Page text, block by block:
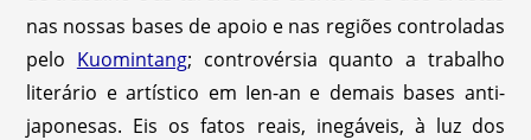
nas nossas bases de apoio e nas regiões controladas
pelo Kuomintang; controvérsia quanto a trabalho
literário e artístico em Ien-an e demais bases anti-
japonesas. Eis os fatos reais, inegáveis, à luz dos